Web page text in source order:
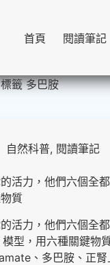
首頁 閱讀筆記
標籤多巴胺
自然科普, 閱讀筆記
的活力，他們六個全
質
的活力，他們六個全
模型，用六種關鍵物
、多巴胺、正